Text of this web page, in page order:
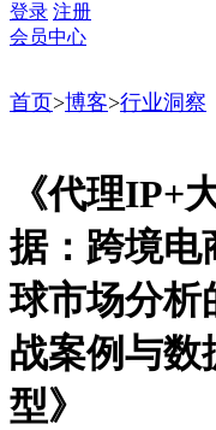
登录 注册
会员中心
首页>博客>行业洞察
《代理IP+
据：跨境电
球市场分析
战案例与数
型》